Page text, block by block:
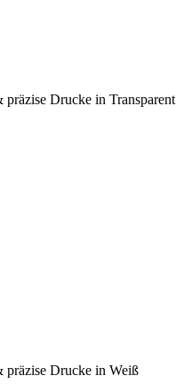
Drucke in Transparent
präzise Drucke in Weiß